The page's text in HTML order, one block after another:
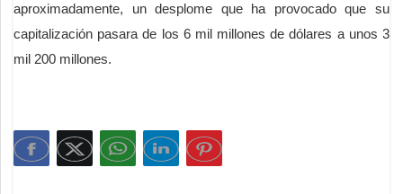
aproximadamente, un desplome que ha provocado que su
capitalización pasara de los 6 mil millones de dólares a unos 3
mil 200 millones.